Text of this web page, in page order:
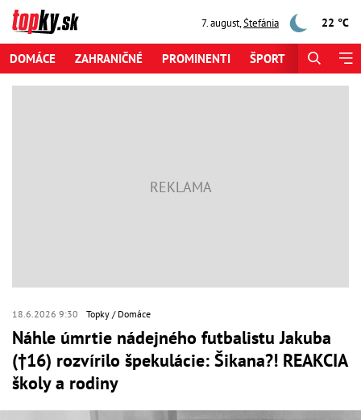
7. august,Štefánia 22 °C
DOMÁCE ZAHRANIČNÉ PROMINENTI ŠPORT
18.6.2026 9:30 Topky Domáce
Náhle úmrtie nádejného futbalistu Jakuba
(†16) rozvírilo špekulácie: Šikana?! REAKCIA
školy a rodiny